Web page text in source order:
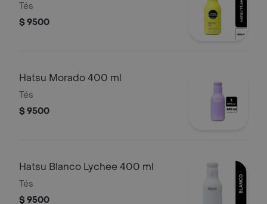
Tés
$ 9500
Hatsu Morado 400 ml
Tés
$ 9500
Hatsu Blanco Lychee 400 ml
Tés
$ 9500